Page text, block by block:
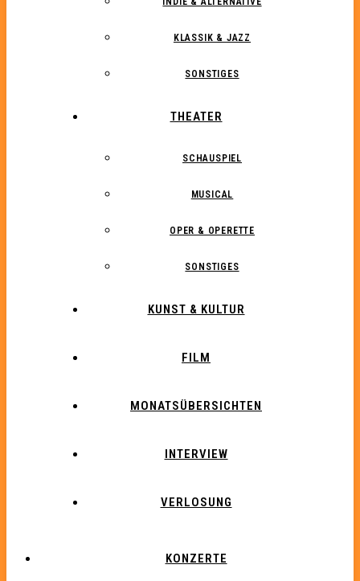
KLASSIK & JAZZ
SONSTIGES
THEATER
SCHAUSPIEL
MUSICAL
OPER & OPERETTE
SONSTIGES
KUNST & KULTUR
FILM
MONATSÜBERSICHTEN
INTERVIEW
VERLOSUNG
KONZERTE